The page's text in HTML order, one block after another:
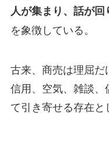
人が集まり、話が
を象徴している。
古来、商売は理屈だ
信用、空気、雑談
て引き寄せる存在と